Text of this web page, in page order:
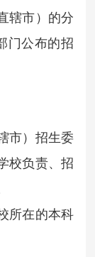
辖市）的分
门公布的招
市）招生委
校负责、招
所在的本科